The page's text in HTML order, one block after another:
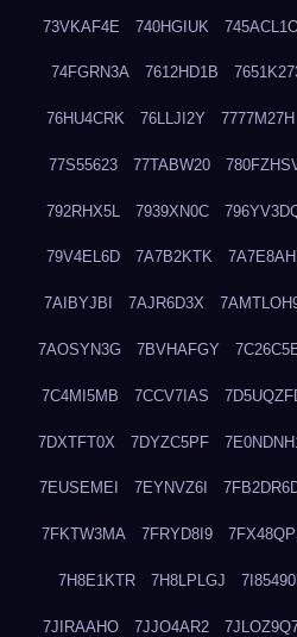
73VKAF4E 740HGIUK
74FGRN3A 7612HD1B
76HU4CRK 76LLJI2Y 7777M27H
77S55623 77TABW20
792RHX5L 7939XN0C
79V4EL6D 7A7B2KTK 7A7E8AHI
7AIBYJBI 7AJR6D3X
7AOSYN3G 7BVHAFGY
7C4MI5MB 7CCV7IAS
7DXTFT0X 7DYZC5PF
7EUSEMEI 7EYNVZ6I
7FKTW3MA 7FRYD8I9
7H8E1KTR 7H8LPLGJ
7JIRAAHO 7JJO4AR2